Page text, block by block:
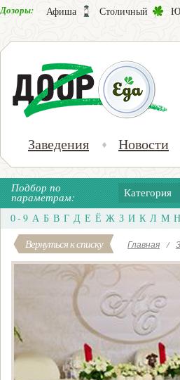
Дозоры: Афиша Столичный
Заведения Новости
Подбор по
параметрам: Категория
0 - 9 А Б В Г Д Е Ё Ж З И К Л М Н
Вернуться к списку Главная /